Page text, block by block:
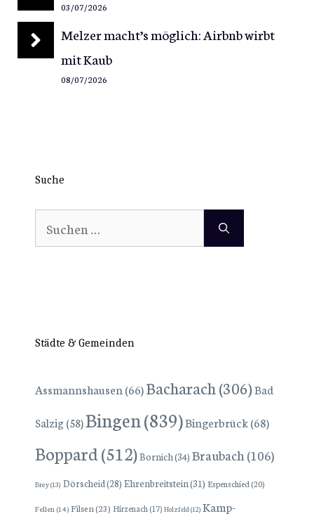
03/07/2026
Melzer macht’s möglich: Airbnb wirbt
mit Kaub
08/07/2026
Suche
Suchen
nach:
Städte & Gemeinden
Assmannshausen (66)Bacharach(306)Bad
Salzig(58)Bingen(839)Bingerbrück(68)
Boppard(512)Bornich(34) Braubach(106)
Brey(13) Dörscheid(28) Ehrenbreitstein(31) Espenschied(20)
Fellen (14) Filsen(23) Hirzenach(17) Holzfeld(12) Kamp-